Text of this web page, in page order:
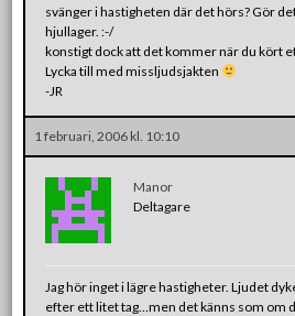
svänger i hastigheten där det hörs? Gör
hjullager. :-/
konstigt dock att det kommer när du kört
Lycka till med missljudsjakten
-JR
1 februari, 2006 kl. 10:10
Manor
Deltagare
Jag hör inget i lägre hastigheter. Ljudet
efter ett litet tag…men det känns som om